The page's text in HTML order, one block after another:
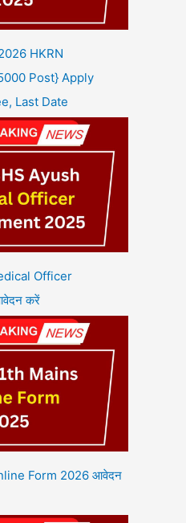
HKRN
Post} Apply
Last Date
Officer
करें
Form 2026 आवेदन